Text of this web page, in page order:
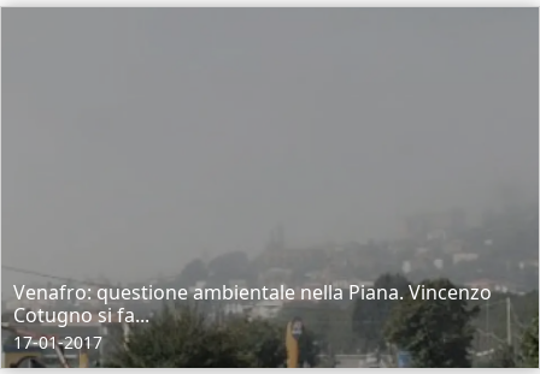
Venafro: questione ambientale nella Piana. Vincenzo
Cotugno si fa...
17-01-2017